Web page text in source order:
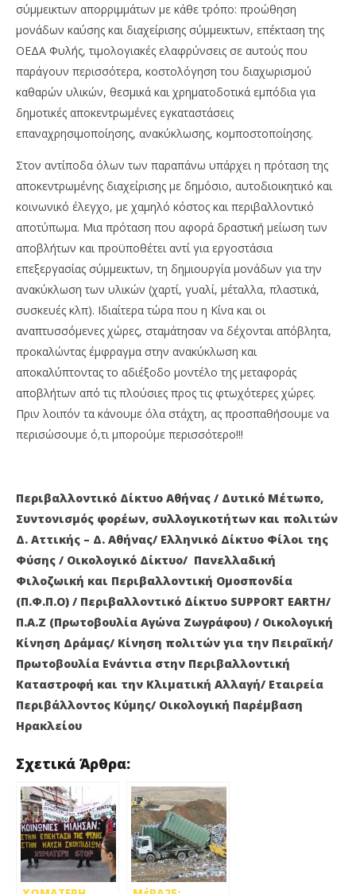
σύμμεικτων απορριμμάτων με κάθε τρόπο: προώθηση
μονάδων καύσης και διαχείρισης σύμμεικτων, επέκταση της
ΟΕΔΑ Φυλής, τιμολογιακές ελαφρύνσεις σε αυτούς που
παράγουν περισσότερα, κοστολόγηση του διαχωρισμού
καθαρών υλικών, θεσμικά και χρηματοδοτικά εμπόδια για
δημοτικές αποκεντρωμένες εγκαταστάσεις
επαναχρησιμοποίησης, ανακύκλωσης, κομποστοποίησης.
Στον αντίποδα όλων των παραπάνω υπάρχει η πρόταση της
αποκεντρωμένης διαχείρισης με δημόσιο, αυτοδιοικητικό και
κοινωνικό έλεγχο, με χαμηλό κόστος και περιβαλλοντικό
αποτύπωμα. Μια πρόταση που αφορά δραστική μείωση των
αποβλήτων και προϋποθέτει αντί για εργοστάσια
επεξεργασίας σύμμεικτων, τη δημιουργία μονάδων για την
ανακύκλωση των υλικών (χαρτί, γυαλί, μέταλλα, πλαστικά,
συσκευές κλπ). Ιδιαίτερα τώρα που η Κίνα και οι
αναπτυσσόμενες χώρες, σταμάτησαν να δέχονται απόβλητα,
προκαλώντας έμφραγμα στην ανακύκλωση και
αποκαλύπτοντας το αδιέξοδο μοντέλο της μεταφοράς
αποβλήτων από τις πλούσιες προς τις φτωχότερες χώρες.
Πριν λοιπόν τα κάνουμε όλα στάχτη, ας προσπαθήσουμε να
περισώσουμε ό,τι μπορούμε περισσότερο!!!
Περιβαλλοντικό Δίκτυο Αθήνας / Δυτικό Μέτωπο,
Συντονισμός φορέων, συλλογικοτήτων και πολιτών
Δ. Αττικής – Δ. Αθήνας/ Ελληνικό Δίκτυο Φίλοι της
Φύσης / Οικολογικό Δίκτυο/ Πανελλαδική
Φιλοζωική και Περιβαλλοντική Ομοσπονδία
(Π.Φ.Π.Ο) / Περιβαλλοντικό Δίκτυο SUPPORT EARTH/
Π.Α.Ζ (Πρωτοβουλία Αγώνα Ζωγράφου) / Οικολογική
Κίνηση Δράμας/ Kίνηση πολιτών για την Πειραϊκή/
Πρωτοβουλία Ενάντια στην Περιβαλλοντική
Καταστροφή και την Κλιματική Αλλαγή/ Εταιρεία
Περιβάλλοντος Κύμης/ Οικολογική Παρέμβαση
Ηρακλείου
Σχετικά Άρθρα: